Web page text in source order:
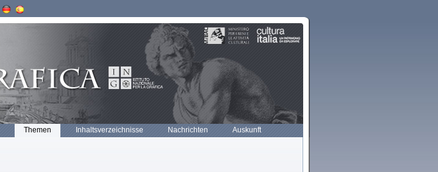
Themen Inhaltsverzeichnisse Nachrichten Auskunft